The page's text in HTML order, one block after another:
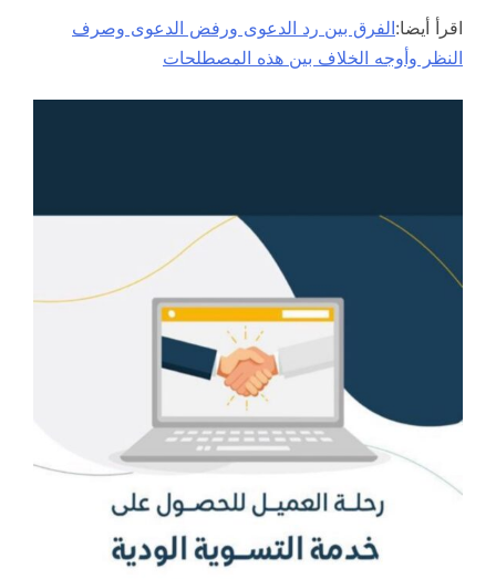
اقرأ أيضا:الفرق بين رد الدعوى ورفض الدعوى وصرف
النظر وأوجه الخلاف بين هذه المصطلحات